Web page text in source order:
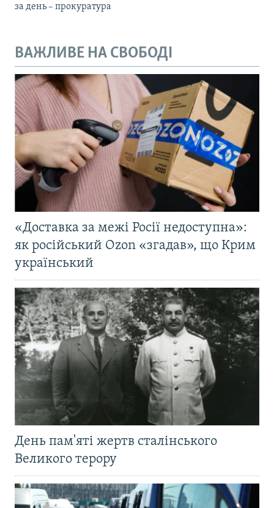
за день – прокуратура
ВАЖЛИВЕ НА СВОБОДІ
«Доставка за межі Росії недоступна»:
як російський Ozon «згадав», що Крим
український
День пам'яті жертв сталінського
Великого терору